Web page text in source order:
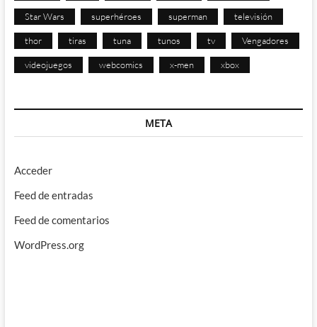
Star Wars superhéroes superman televisión
thor tiras tuna tunos tv Vengadores
videojuegos webcomics x-men xbox
META
Acceder
Feed de entradas
Feed de comentarios
WordPress.org